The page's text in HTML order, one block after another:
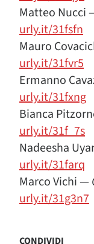
Matteo Nucci
urly.it/31fsfn
Mauro
urly.it/31fvr5
Ermanno
urly.it/31fxng
Bianca
urly.it/31f_7s
Nadeesha
urly.it/31farq
Marco Vichi —
urly.it/31g3n7
CONDIVIDI